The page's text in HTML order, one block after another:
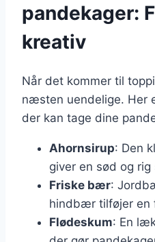
pandekager:
kreativ
Når det kommer til
næsten uendelige. Her
der kan tage dine
Ahornsirup: Den
giver en sød og rig
Friske bær:
hindbær tilføjer en
Flødeskum: En